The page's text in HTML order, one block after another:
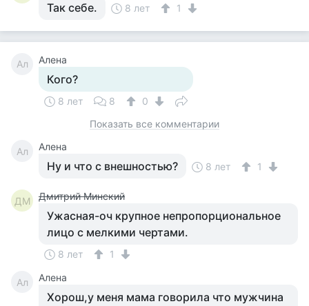
Так себе. 8 лет 1
Ал Алена
Кого?
8 лет 8
0
Показать все комментарии
Ал Алена
Ну и что с внешностью? 8 лет 1
ДМ Дмитрий Минский
Ужасная-оч крупное непропорциональное
лицо с мелкими чертами.
8 лет 1
Ал Алена
Хорош,у меня мама говорила что мужчина